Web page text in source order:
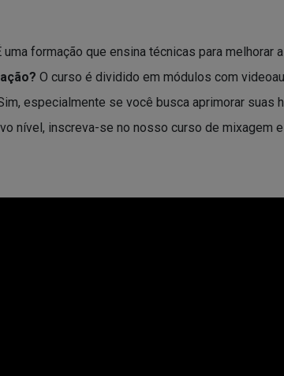
uma formação que ensina técnicas para melhorar
O curso é dividido em módulos com
especialmente se você busca aprimorar suas
nível, inscreva-se no nosso curso de mixagem